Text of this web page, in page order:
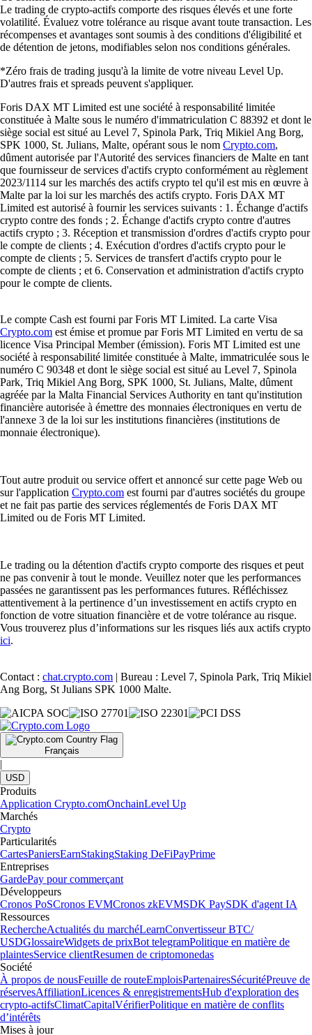
Le trading de crypto-actifs comporte des risques élevés et une forte
volatilité. Évaluez votre tolérance au risque avant toute transaction. Les
récompenses et avantages sont soumis à des conditions d'éligibilité et
de détention de jetons, modifiables selon nos conditions générales.
*Zéro frais de trading jusqu'à la limite de votre niveau Level Up.
D'autres frais et spreads peuvent s'appliquer.
Foris DAX MT Limited est une société à responsabilité limitée
constituée à Malte sous le numéro d'immatriculation C 88392 et dont le
siège social est situé au Level 7, Spinola Park, Triq Mikiel Ang Borg,
SPK 1000, St. Julians, Malte, opérant sous le nom Crypto.com,
dûment autorisée par l'Autorité des services financiers de Malte en tant
que fournisseur de services d'actifs crypto conformément au règlement
2023/1114 sur les marchés des actifs crypto tel qu'il est mis en œuvre à
Malte par la loi sur les marchés des actifs crypto. Foris DAX MT
Limited est autorisé à fournir les services suivants : 1. Échange d'actifs
crypto contre des fonds ; 2. Échange d'actifs crypto contre d'autres
actifs crypto ; 3. Réception et transmission d'ordres d'actifs crypto pour
le compte de clients ; 4. Exécution d'ordres d'actifs crypto pour le
compte de clients ; 5. Services de transfert d'actifs crypto pour le
compte de clients ; et 6. Conservation et administration d'actifs crypto
pour le compte de clients.
Le compte Cash est fourni par Foris MT Limited. La carte Visa
Crypto.com est émise et promue par Foris MT Limited en vertu de sa
licence Visa Principal Member (émission). Foris MT Limited est une
société à responsabilité limitée constituée à Malte, immatriculée sous le
numéro C 90348 et dont le siège social est situé au Level 7, Spinola
Park, Triq Mikiel Ang Borg, SPK 1000, St. Julians, Malte, dûment
agréée par la Malta Financial Services Authority en tant qu'institution
financière autorisée à émettre des monnaies électroniques en vertu de
l'annexe 3 de la loi sur les institutions financières (institutions de
monnaie électronique).
Tout autre produit ou service offert et annoncé sur cette page Web ou
sur l'application Crypto.com est fourni par d'autres sociétés du groupe
et ne fait pas partie des services réglementés de Foris DAX MT
Limited ou de Foris MT Limited.
Le trading ou la détention d'actifs crypto comporte des risques et peut
ne pas convenir à tout le monde. Veuillez noter que les performances
passées ne garantissent pas les performances futures. Réfléchissez
attentivement à la pertinence d’un investissement en actifs crypto en
fonction de votre situation financière et de votre tolérance au risque.
Vous trouverez plus d’informations sur les risques liés aux actifs crypto
ici.
Contact : chat.crypto.com | Bureau : Level 7, Spinola Park, Triq Mikiel
Ang Borg, St Julians SPK 1000 Malte.
Français
|
USD
Produits
Application Crypto.comOnchainLevel Up
Marchés
Crypto
Particularités
CartesPaniersEarnStakingStaking DeFiPayPrime
Entreprises
GardePay pour commerçant
Développeurs
Cronos PoSCronos EVMCronos zkEVMSDK PaySDK d'agent IA
Ressources
RechercheActualités du marchéLearnConvertisseur BTC/
USDGlossaireWidgets de prixBot telegramPolitique en matière de
plaintesService clientResumen de criptomonedas
Société
À propos de nousFeuille de routeEmploisPartenairesSécuritéPreuve de
réservesAffiliationLicences & enregistrementsHub d'exploration des
crypto-actifsClimatCapitalVérifierPolitique en matière de conflits
d’intérêts
Mises à jour